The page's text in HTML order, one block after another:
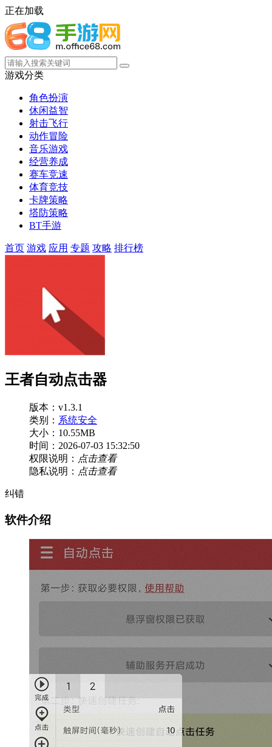
正在加载
游戏分类
角色扮演
休闲益智
射击飞行
动作冒险
音乐游戏
经营养成
赛车竞速
体育竞技
卡牌策略
塔防策略
BT手游
首页 游戏 应用 专题 攻略 排行榜
王者自动点击器
版本：v1.3.1
类别： 系统安全
大小：10.55MB
时间：2026-07-03 15:32:50
权限说明： 点击查看
隐私说明： 点击查看
纠错
软件介绍